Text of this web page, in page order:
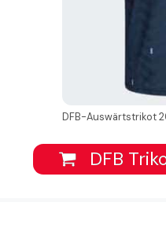
DFB-Auswärtstrikot
DFB